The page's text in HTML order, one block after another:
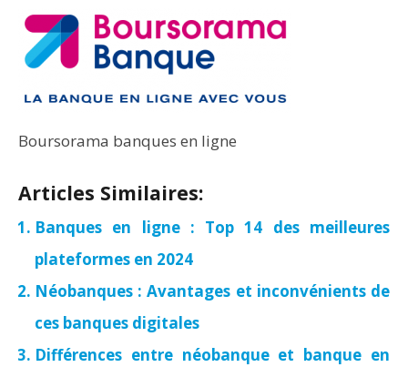
Boursorama banques en ligne
Articles Similaires:
Banques en ligne : Top 14 des meilleures
plateformes en 2024
Néobanques : Avantages et inconvénients de
ces banques digitales
Différences entre néobanque et banque en